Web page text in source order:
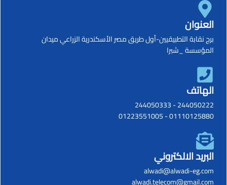
العنوان
برج نقابة التطبيقيين-أول طريق مصر الأسكندرية الزراعي ميدان
المؤسسة _شبرا
الهاتف
244050222
-
244050333
01110125880
-
01223551005
البريد الالكتروني
alwadi@alwadi-eg.com
alwadi.telecom@gmail.com